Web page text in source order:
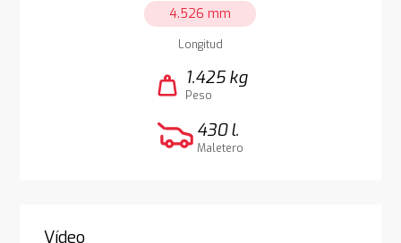
4.526 mm
Longitud
weight 1.425 kg
Peso
430 l.
Maletero
Vídeo